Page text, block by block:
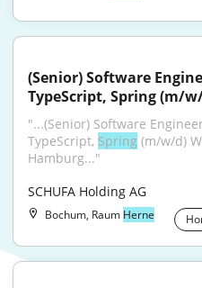
(Senior) Software
TypeScript, Spring (m/
"...(Senior) Software
TypeScript, Spring (m/w/d)
Hamburg..."
SCHUFA Holding AG
Bochum, Raum Herne